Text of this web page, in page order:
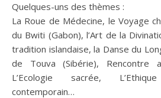
Quelques-uns des thèmes :
La Roue de Médecine, le Voyage
du Bwiti (Gabon), l’Art de la
tradition islandaise, la Danse du
de Touva (Sibérie), Rencontre
L’Ecologie sacrée,
contemporain…